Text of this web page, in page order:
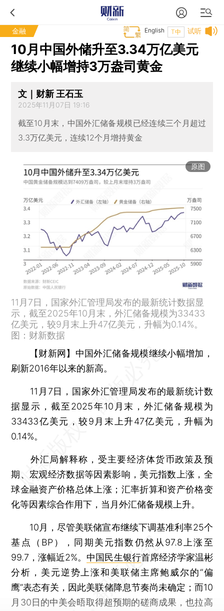
金融 试听
T中
English
10月中国外储升至3.34万亿美元
继续小幅增持3万盎司黄金
文｜财新 王石玉
2025年11月07日 19:16
截至10月末，中国外汇储备规模已经连续三个月超过
3.3万亿美元，连续12个月增持黄金
原图
11月7日，国家外汇管理局发布的最新统计数据显
示，截至2025年10月末，外汇储备规模为33433
亿美元，较9月末上升47亿美元，升幅为0.14%。
图：财新数据
【财新网】 中国外汇储备规模继续小幅增加，
刷新2016年以来的新高。
11月7日，国家外汇管理局发布的最新统计数
据显示，截至2025年10月末，外汇储备规模为
33433亿美元，较9月末上升47亿美元，升幅为
0.14%。
外汇局解释称，受主要经济体货币政策及预
期、宏观经济数据等因素影响，美元指数上涨，全
球金融资产价格总体上涨；汇率折算和资产价格变
化等因素综合作用下，当月外汇储备规模上升。
10月，尽管美联储宣布继续下调基准利率25个
基点（BP），同期美元指数仍然从97.8上涨至
99.7，涨幅近2%。 中国民生银行首席经济学家温彬
分析，美元逆势上涨和美联储主席鲍威尔的“偏
鹰”表态有关，因此美联储降息节奏尚未确定；而10
月30日的中美会晤取得超预期的磋商成果，也拉高